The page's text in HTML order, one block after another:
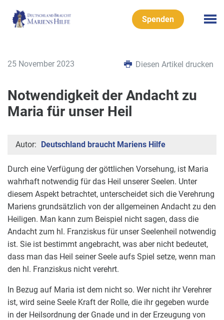
Spenden
25 November 2023 Diesen Artikel drucken
Notwendigkeit der Andacht zu
Maria für unser Heil
Autor: Deutschland braucht Mariens Hilfe
Durch eine Verfügung der göttlichen Vorsehung, ist Maria
wahrhaft notwendig für das Heil unserer Seelen. Unter
diesem Aspekt betrachtet, unterscheidet sich die Verehrung
Mariens grundsätzlich von der allgemeinen Andacht zu den
Heiligen. Man kann zum Beispiel nicht sagen, dass die
Andacht zum hl. Franziskus für unser Seelenheil notwendig
ist. Sie ist bestimmt angebracht, was aber nicht bedeutet,
dass man das Heil seiner Seele aufs Spiel setze, wenn man
den hl. Franziskus nicht verehrt.
In Bezug auf Maria ist dem nicht so. Wer nicht ihr Verehrer
ist, wird seine Seele Kraft der Rolle, die ihr gegeben wurde
in der Heilsordnung der Gnade und in der Erzeugung von